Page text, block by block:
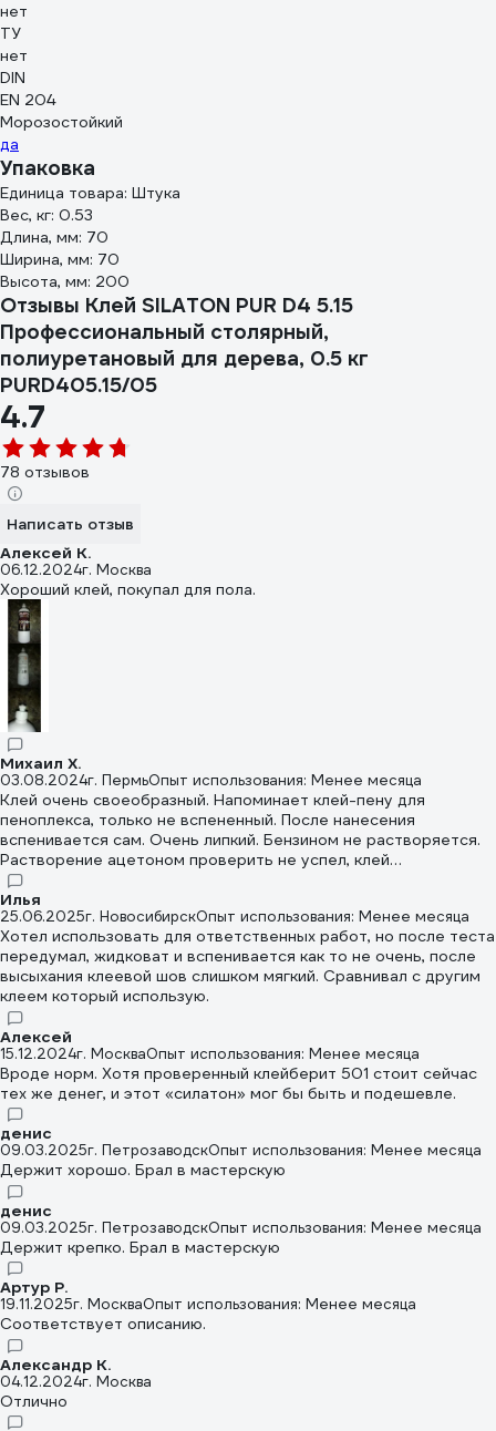
нет
ТУ
нет
DIN
EN 204
Морозостойкий
да
Упаковка
Единица товара: Штука
Вес, кг: 0.53
Длина, мм: 70
Ширина, мм: 70
Высота, мм: 200
Отзывы Клей SILATON PUR D4 5.15
Профессиональный столярный,
полиуретановый для дерева, 0.5 кг
PURD405.15/05
4.7
78 отзывов
Написать отзыв
Алексей К.
06.12.2024г. Москва
Хороший клей, покупал для пола.
Михаил Х.
03.08.2024г. ПермьОпыт использования: Менее месяца
Клей очень своеобразный. Напоминает клей-пену для
пеноплекса, только не вспененный. После нанесения
вспенивается сам. Очень липкий. Бензином не растворяется.
Растворение ацетоном проверить не успел, клей
полимеризуется в течение 5 минут.
Илья
25.06.2025г. НовосибирскОпыт использования: Менее месяца
Хотел использовать для ответственных работ, но после теста
передумал, жидковат и вспенивается как то не очень, после
высыхания клеевой шов слишком мягкий. Сравнивал с другим
клеем который использую.
Алексей
15.12.2024г. МоскваОпыт использования: Менее месяца
Вроде норм. Хотя проверенный клейберит 501 стоит сейчас
тех же денег, и этот «силатон» мог бы быть и подешевле.
денис
09.03.2025г. ПетрозаводскОпыт использования: Менее месяца
Держит хорошо. Брал в мастерскую
денис
09.03.2025г. ПетрозаводскОпыт использования: Менее месяца
Держит крепко. Брал в мастерскую
Артур Р.
19.11.2025г. МоскваОпыт использования: Менее месяца
Соответствует описанию.
Александр К.
04.12.2024г. Москва
Отлично